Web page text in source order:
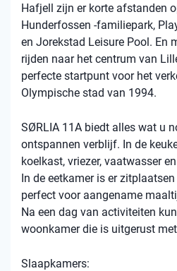
Hafjell zijn er korte afstanden
Hunderfossen -familiepark,
en Jorekstad Leisure Pool. En
rijden naar het centrum van
perfecte startpunt voor het
Olympische stad van 1994.
SØRLIA 11A biedt alles wat u
ontspannen verblijf. In de
koelkast, vriezer, vaatwasser
In de eetkamer is er
perfect voor aangename
Na een dag van activiteiten
woonkamer die is uitgerust
Slaapkamers: